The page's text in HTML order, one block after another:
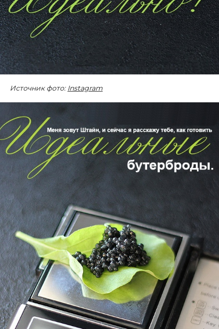
Источник фото: Instagram